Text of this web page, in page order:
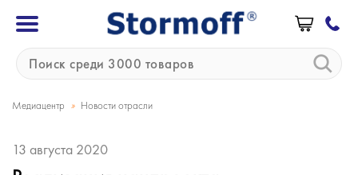
Медиацентр » Новости отрасли
13 августа 2020